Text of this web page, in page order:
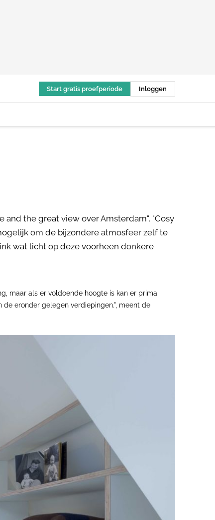
Start gratis proefperiode Inloggen
the great view over Amsterdam", "Cosy
om de bijzondere atmosfeer zelf te
wat licht op deze voorheen donkere
maar als er voldoende hoogte is kan er prima
eronder gelegen verdiepingen.", meent de